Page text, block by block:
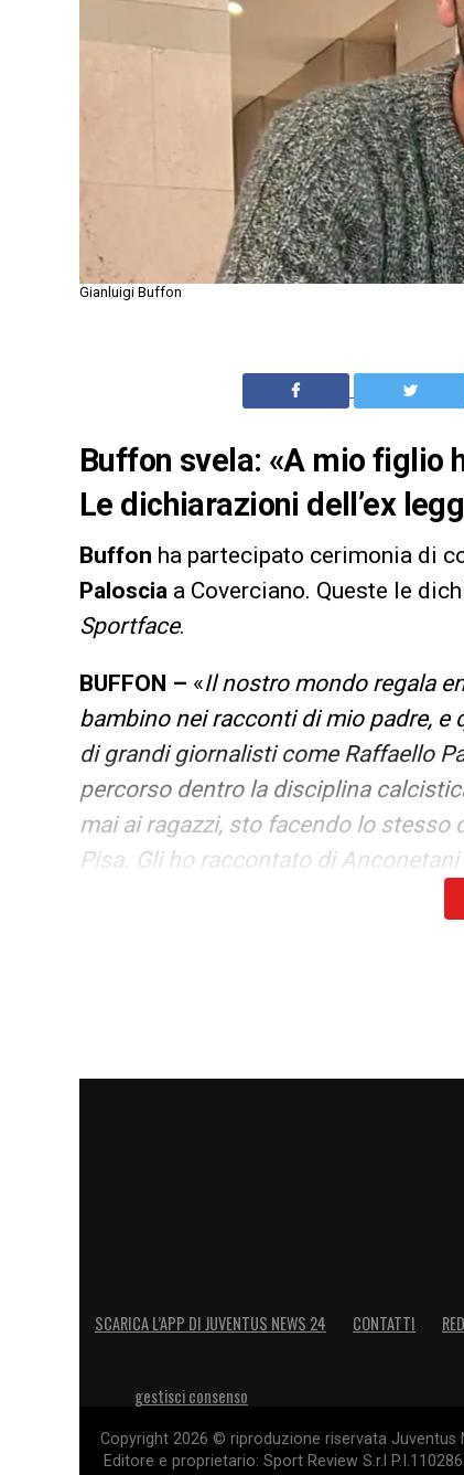
Gianluigi Buffon
Buffon svela: «A mio figlio
Le dichiarazioni dell’ex
Buffon ha partecipato cerimonia di
Paloscia a Coverciano. Queste le
Sportface.
BUFFON – «Il nostro mondo regala
bambino nei racconti di mio padre, e
di grandi giornalisti come Raffaello
percorso dentro la disciplina
mai ai ragazzi, sto facendo lo stesso
Pisa. Gli ho raccontato di
SCARICA L’APP DI JUVENTUS NEWS 24 CONTATTI
gestisci consenso
Copyright 2026 © riproduzione riservata Juventus
Editore e proprietario: Sport Review S.r.l